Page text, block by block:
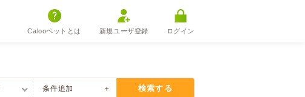
Calooペットとは 新規ユーザ登録 ログイン
条件追加 検索する